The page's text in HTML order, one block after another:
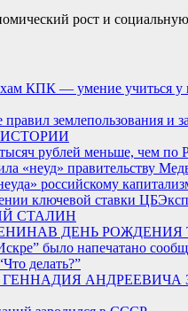
рост и
российскому
СТАЛИН
В ДЕНЬ
делать?”